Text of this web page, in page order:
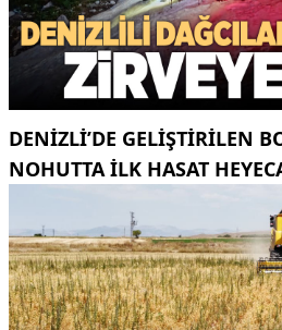
DENIZLI’DE GELIŞTIRILEN
NOHUTTA ILK HASAT